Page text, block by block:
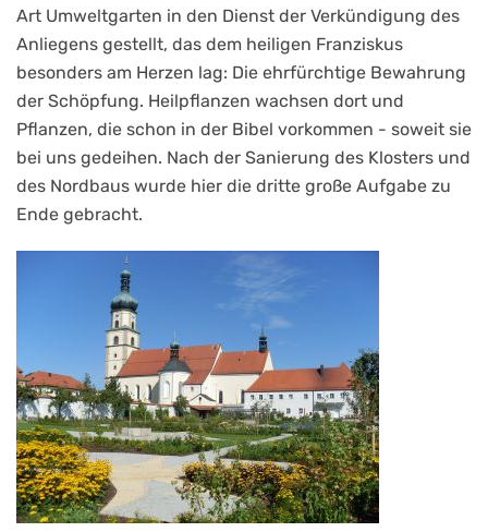
Art Umweltgarten in den Dienst der Verkündigung des
Anliegens gestellt, das dem heiligen Franziskus
besonders am Herzen lag: Die ehrfürchtige Bewahrung
der Schöpfung. Heilpflanzen wachsen dort und
Pflanzen, die schon in der Bibel vorkommen - soweit sie
bei uns gedeihen. Nach der Sanierung des Klosters und
des Nordbaus wurde hier die dritte große Aufgabe zu
Ende gebracht.